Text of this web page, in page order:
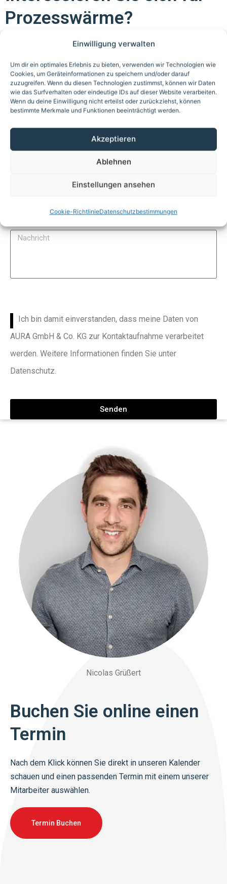
Einwilligung verwalten
Um dir ein optimales Erlebnis zu bieten, verwenden wir Technologien wie
Cookies, um Geräteinformationen zu speichern und/oder darauf
zuzugreifen. Wenn du diesen Technologien zustimmst, können wir Daten
wie das Surfverhalten oder eindeutige IDs auf dieser Website verarbeiten.
Wenn du deine Einwilligung nicht erteilst oder zurückziehst, können
bestimmte Merkmale und Funktionen beeinträchtigt werden.
Akzeptieren
Ablehnen
Einstellungen ansehen
Cookie-RichtlinieDatenschutzbestimmungen
Prozesswärme?
Name
Ich bin damit einverstanden, dass meine Daten von
AURA GmbH & Co. KG zur Kontaktaufnahme verarbeitet
werden. Weitere Informationen finden Sie unter
Datenschutz.
Senden
Nicolas Grüßert
Buchen Sie online einen
Termin
Nach dem Klick können Sie direkt in unseren Kalender
schauen und einen passenden Termin mit einem unserer
Mitarbeiter auswählen.
Termin Buchen